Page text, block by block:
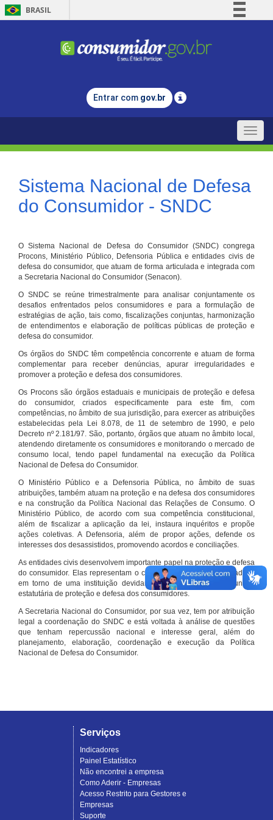
BRASIL
Comunica BR
Legislação
Entrar com gov.br
Toggle
Sistema Nacional de Defesa
do Consumidor - SNDC
O Sistema Nacional de Defesa do Consumidor (SNDC) congrega
Procons, Ministério Público, Defensoria Pública e entidades civis de
defesa do consumidor, que atuam de forma articulada e integrada com
a Secretaria Nacional do Consumidor (Senacon).
O SNDC se reúne trimestralmente para analisar conjuntamente os
desafios enfrentados pelos consumidores e para a formulação de
estratégias de ação, tais como, fiscalizações conjuntas, harmonização
de entendimentos e elaboração de políticas públicas de proteção e
defesa do consumidor.
Os órgãos do SNDC têm competência concorrente e atuam de forma
complementar para receber denúncias, apurar irregularidades e
promover a proteção e defesa dos consumidores.
Os Procons são órgãos estaduais e municipais de proteção e defesa
do consumidor, criados especificamente para este fim, com
competências, no âmbito de sua jurisdição, para exercer as atribuições
estabelecidas pela Lei 8.078, de 11 de setembro de 1990, e pelo
Decreto nº 2.181/97. São, portanto, órgãos que atuam no âmbito local,
atendendo diretamente os consumidores e monitorando o mercado de
consumo local, tendo papel fundamental na execução da Política
Nacional de Defesa do Consumidor.
O Ministério Público e a Defensoria Pública, no âmbito de suas
atribuições, também atuam na proteção e na defesa dos consumidores
e na construção da Política Nacional das Relações de Consumo. O
Ministério Público, de acordo com sua competência constitucional,
além de fiscalizar a aplicação da lei, instaura inquéritos e propõe
ações coletivas. A Defensoria, além de propor ações, defende os
interesses dos desassistidos, promovendo acordos e conciliações.
As entidades civis desenvolvem importante papel na proteção e defesa
do consumidor. Elas representam o conjunto organizado de cidadãos
em torno de uma instituição devidamente registrada e com função
estatutária de proteção e defesa dos consumidores.
A Secretaria Nacional do Consumidor, por sua vez, tem por atribuição
legal a coordenação do SNDC e está voltada à análise de questões
que tenham repercussão nacional e interesse geral, além do
planejamento, elaboração, coordenação e execução da Política
Nacional de Defesa do Consumidor.
Serviços
Indicadores
Painel Estatístico
Não encontrei a empresa
Como Aderir - Empresas
Acesso Restrito para Gestores e
Empresas
Suporte